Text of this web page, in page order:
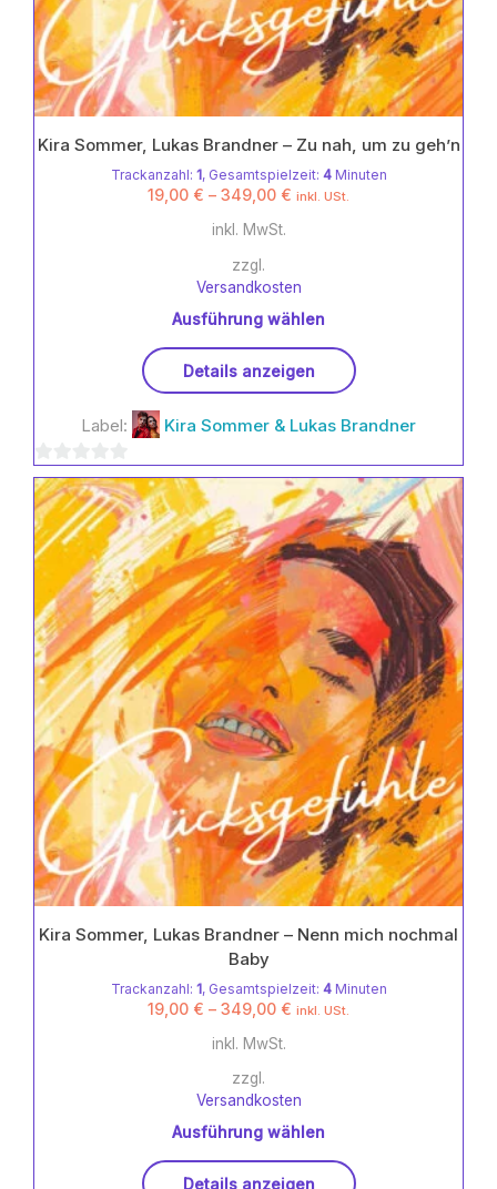
Kira Sommer, Lukas Brandner – Zu nah, um zu geh’n
Trackanzahl: 1, Gesamtspielzeit: 4Minuten
19,00 € – 349,00 € inkl. USt.
inkl. MwSt.
zzgl.
Versandkosten
Ausführung wählen
Produkt
mehrere
auf.
Die
Optionen
können
auf
der
Produktseite
gewählt
werden
Details anzeigen
Label: Kira Sommer & Lukas Brandner
0
von
5
Kira Sommer, Lukas Brandner – Nenn mich nochmal
Baby
Trackanzahl: 1, Gesamtspielzeit: 4Minuten
19,00 € – 349,00 € inkl. USt.
inkl. MwSt.
zzgl.
Versandkosten
Ausführung wählen
Details anzeigen